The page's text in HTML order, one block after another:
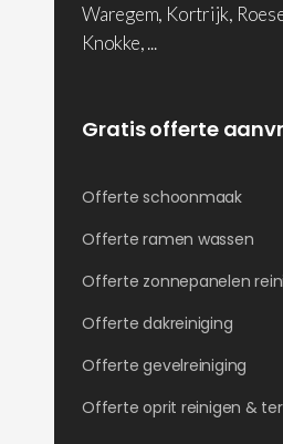
Waregem, Kortrijk,
Knokke, ...
Gratis offerte
Offerte schoonmaak
Offerte ramen wassen
Offerte zonnepanelen
Offerte dakreiniging
Offerte gevelreiniging
Offerte oprit reinigen &